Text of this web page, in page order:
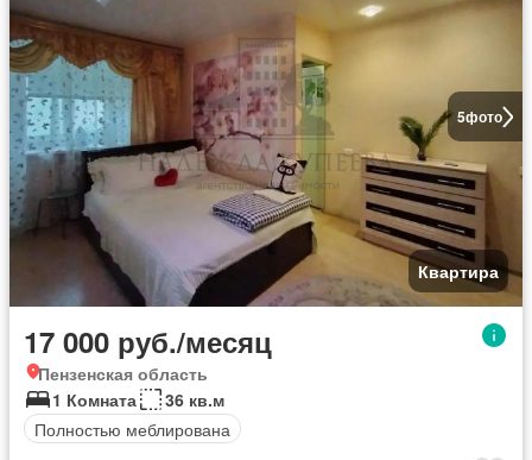
5фото
Квартира
17 000 руб./месяц
Пензенская область
1 Комната
36 кв.м
Полностью меблирована